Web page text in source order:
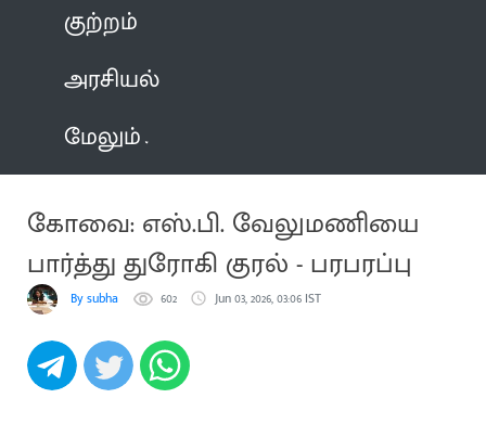
குற்றம்
அரசியல்
மேலும்
கோவை: எஸ்.பி. வேலுமணியை
பார்த்து துரோகி குரல் - பரபரப்பு
By subha 602 Jun 03, 2026, 03:06 IST